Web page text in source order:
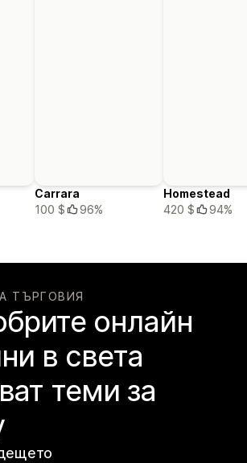
Carrara
100 $
96%
Homestead
420 $
94%
ТЪРГОВИЯ
онлайн
в света
теми за